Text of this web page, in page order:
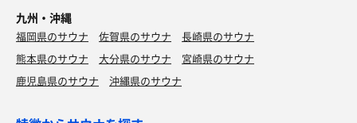
九州・沖縄
福岡県のサウナ 佐賀県のサウナ
長崎県のサウナ
熊本県のサウナ
大分県のサウナ
宮崎県のサウナ
鹿児島県のサウナ
沖縄県のサウナ